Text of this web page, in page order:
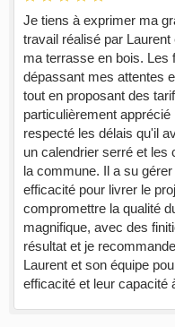
Je tiens à exprimer ma
travail réalisé par
ma terrasse en bois. Les
dépassant mes attentes
tout en proposant des
particulièrement
respecté les délais qu'il
un calendrier serré et
la commune. Il a su
efficacité pour livrer le
compromettre la qualité
magnifique, avec des
résultat et je
Laurent et son équipe
efficacité et leur capacité